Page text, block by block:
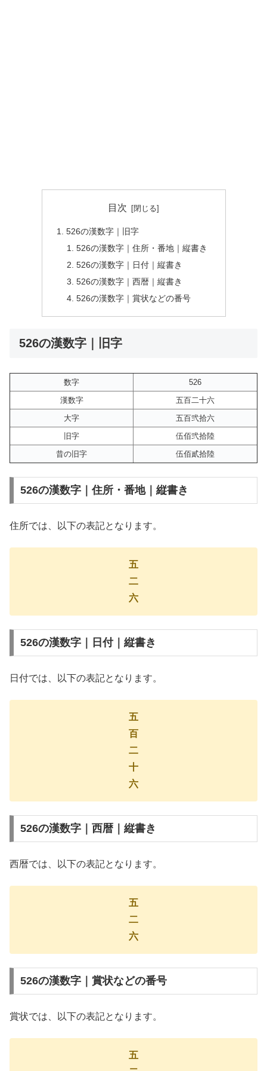
目次
526の漢数字｜旧字
526の漢数字｜住所・番地｜縦書き
526の漢数字｜日付｜縦書き
526の漢数字｜西暦｜縦書き
526の漢数字｜賞状などの番号
526の漢数字｜旧字
数字
526
漢数字
五百二十六
大字
五百弐拾六
旧字
伍佰弐拾陸
昔の旧字
伍佰貳拾陸
526の漢数字｜住所・番地｜縦書き
住所では、以下の表記となります。
五
二
六
526の漢数字｜日付｜縦書き
日付では、以下の表記となります。
五
百
二
十
六
526の漢数字｜西暦｜縦書き
西暦では、以下の表記となります。
五
二
六
526の漢数字｜賞状などの番号
賞状では、以下の表記となります。
五